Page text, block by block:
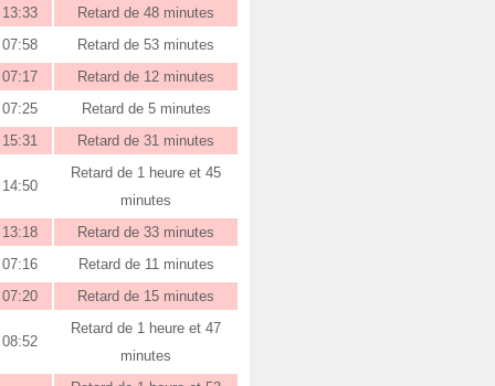
Retard de 48 minutes
Retard de 53 minutes
Retard de 12 minutes
Retard de 5 minutes
Retard de 31 minutes
Retard de 1 heure et 45
minutes
Retard de 33 minutes
Retard de 11 minutes
Retard de 15 minutes
Retard de 1 heure et 47
minutes